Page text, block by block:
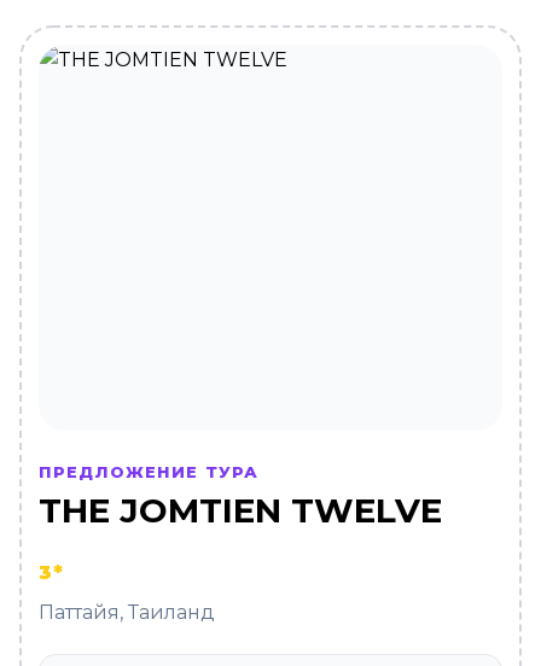
ПРЕДЛОЖЕНИЕ ТУРА
THE JOMTIEN TWELVE
3*
Паттайя, Таиланд